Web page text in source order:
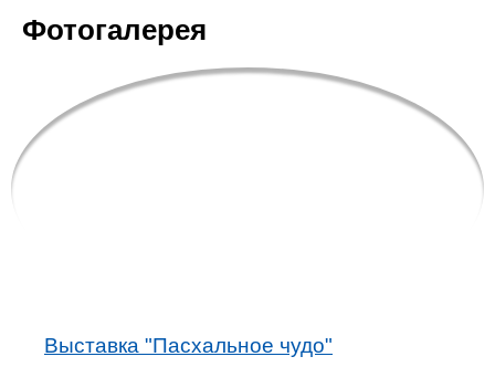
Фотогалерея
Выставка "Пасхальное чудо"